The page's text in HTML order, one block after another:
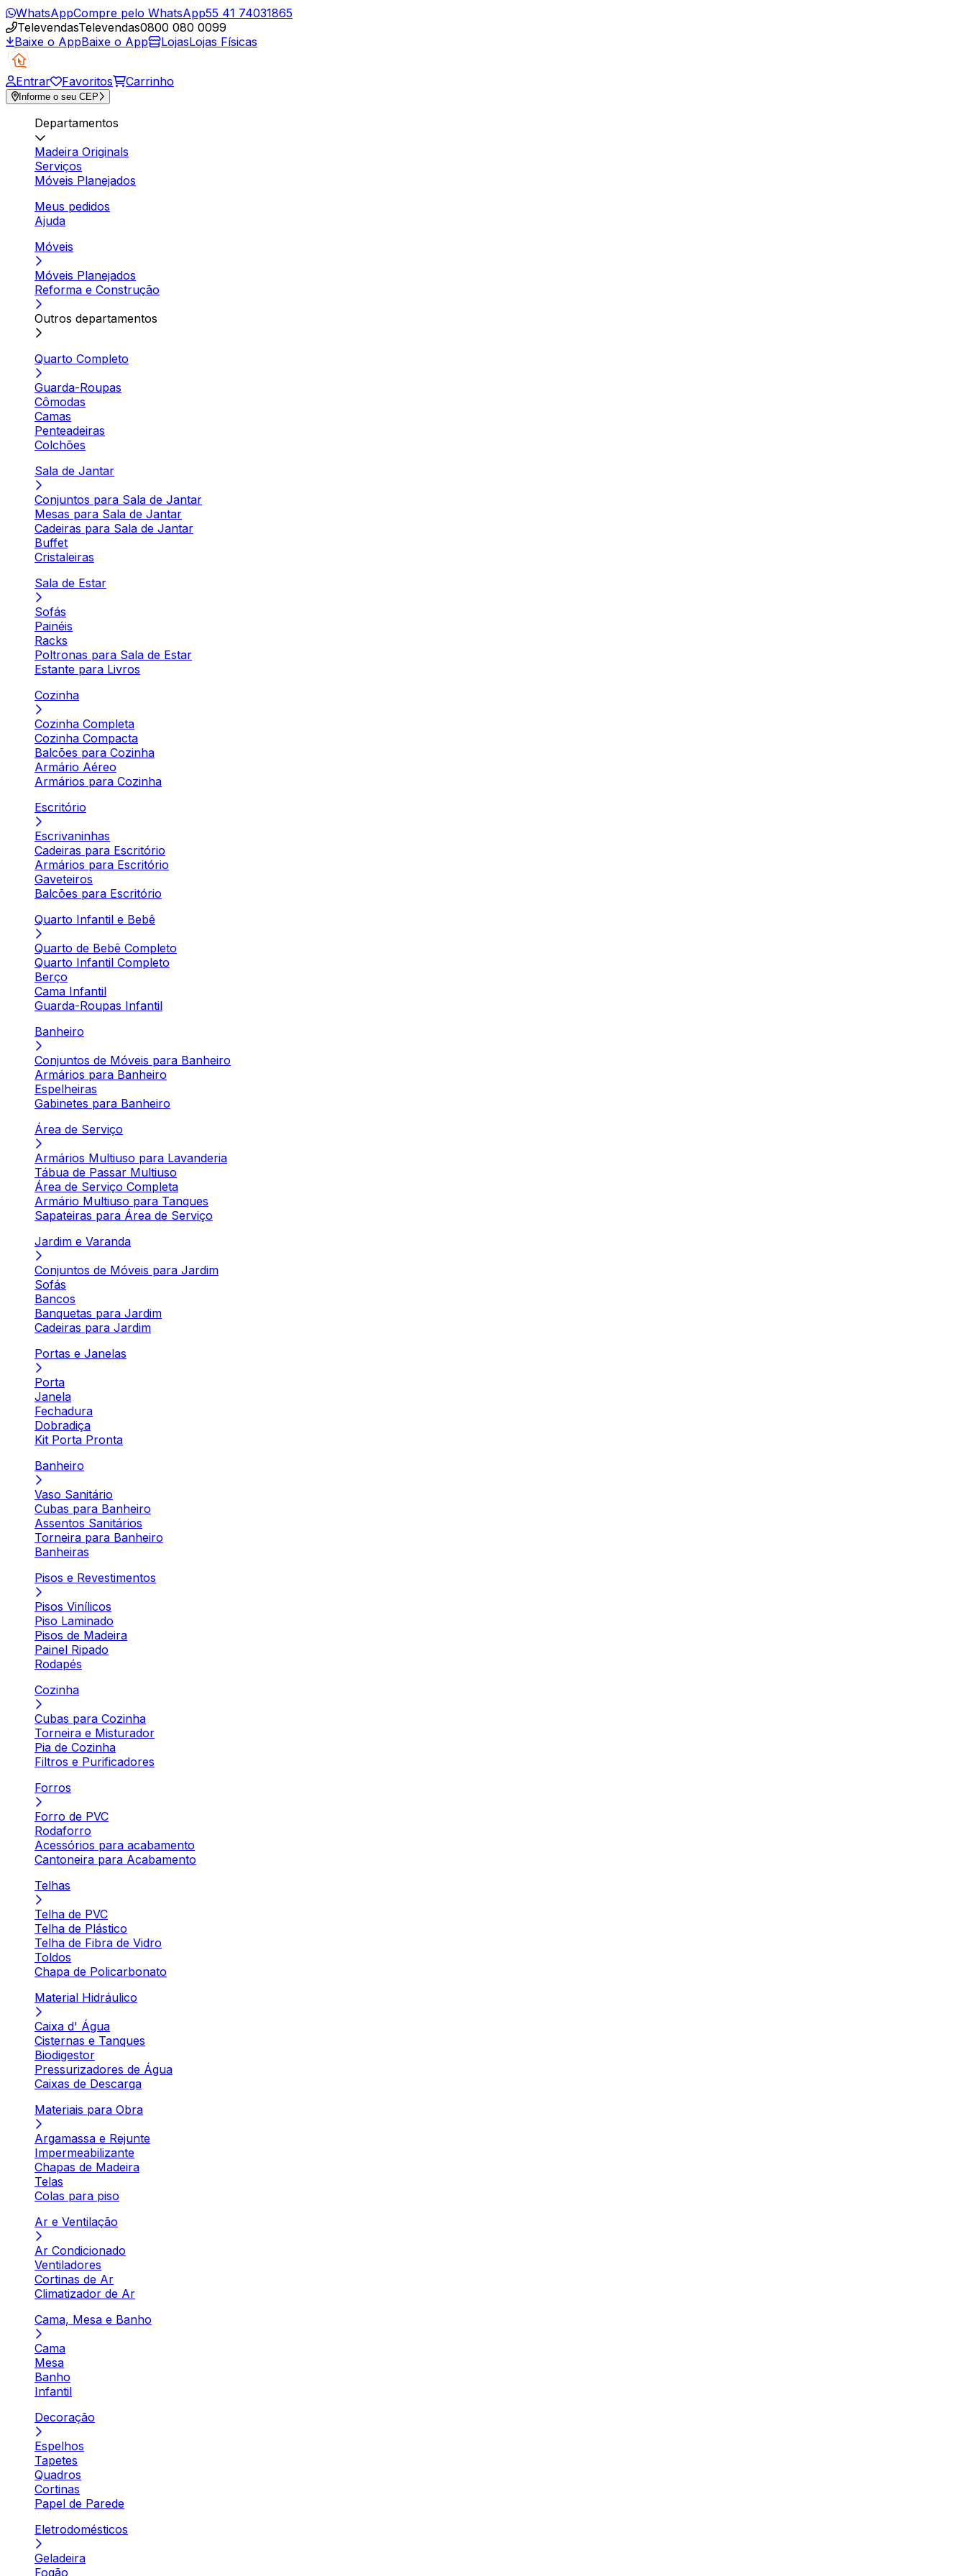
WhatsAppCompre pelo WhatsApp55 41 74031865
TelevendasTelevendas0800 080 0099
Baixe o AppBaixe o App LojasLojas Físicas
Entrar Favoritos Carrinho
Informe o seu CEP
Departamentos
Madeira Originals
Serviços
Móveis Planejados
Meus pedidos
Ajuda
Móveis
Móveis Planejados
Reforma e Construção
Outros departamentos
Quarto Completo
Guarda-Roupas
Cômodas
Camas
Penteadeiras
Colchões
Sala de Jantar
Conjuntos para Sala de Jantar
Mesas para Sala de Jantar
Cadeiras para Sala de Jantar
Buffet
Cristaleiras
Sala de Estar
Sofás
Painéis
Racks
Poltronas para Sala de Estar
Estante para Livros
Cozinha
Cozinha Completa
Cozinha Compacta
Balcões para Cozinha
Armário Aéreo
Armários para Cozinha
Escritório
Escrivaninhas
Cadeiras para Escritório
Armários para Escritório
Gaveteiros
Balcões para Escritório
Quarto Infantil e Bebê
Quarto de Bebê Completo
Quarto Infantil Completo
Berço
Cama Infantil
Guarda-Roupas Infantil
Banheiro
Conjuntos de Móveis para Banheiro
Armários para Banheiro
Espelheiras
Gabinetes para Banheiro
Área de Serviço
Armários Multiuso para Lavanderia
Tábua de Passar Multiuso
Área de Serviço Completa
Armário Multiuso para Tanques
Sapateiras para Área de Serviço
Jardim e Varanda
Conjuntos de Móveis para Jardim
Sofás
Bancos
Banquetas para Jardim
Cadeiras para Jardim
Portas e Janelas
Porta
Janela
Fechadura
Dobradiça
Kit Porta Pronta
Banheiro
Vaso Sanitário
Cubas para Banheiro
Assentos Sanitários
Torneira para Banheiro
Banheiras
Pisos e Revestimentos
Pisos Vinílicos
Piso Laminado
Pisos de Madeira
Painel Ripado
Rodapés
Cozinha
Cubas para Cozinha
Torneira e Misturador
Pia de Cozinha
Filtros e Purificadores
Forros
Forro de PVC
Rodaforro
Acessórios para acabamento
Cantoneira para Acabamento
Telhas
Telha de PVC
Telha de Plástico
Telha de Fibra de Vidro
Toldos
Chapa de Policarbonato
Material Hidráulico
Caixa d' Água
Cisternas e Tanques
Biodigestor
Pressurizadores de Água
Caixas de Descarga
Materiais para Obra
Argamassa e Rejunte
Impermeabilizante
Chapas de Madeira
Telas
Colas para piso
Ar e Ventilação
Ar Condicionado
Ventiladores
Cortinas de Ar
Climatizador de Ar
Cama, Mesa e Banho
Cama
Mesa
Banho
Infantil
Decoração
Espelhos
Tapetes
Quadros
Cortinas
Papel de Parede
Eletrodomésticos
Geladeira
Fogão